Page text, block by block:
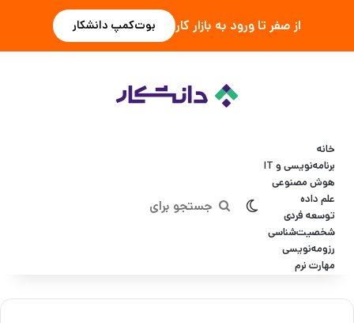
از صفر تا ورود به بازار کار بوت‌کمپ دانشکار
خانه
برنامه‌نویسی و IT
هوش مصنوعی
علم داده
توسعه فردی
شخصیت‌شناسی
رزومه‌نویسی
مهارت نرم
تغییر پوسته
جستجو